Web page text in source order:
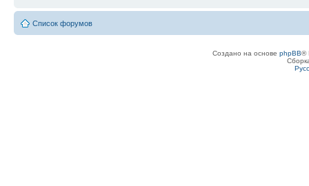
Список форумов
Создано на основе phpBB®